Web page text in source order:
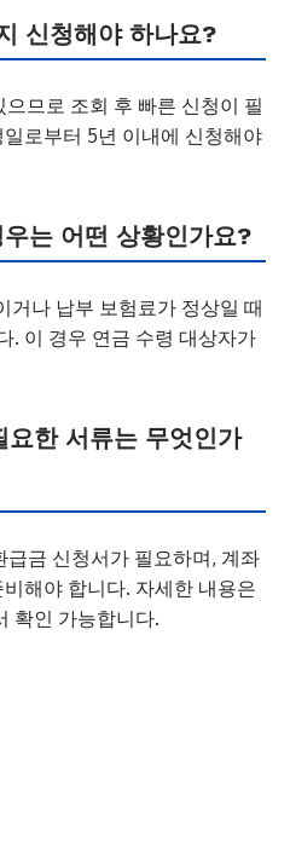
신청해야 하나요?
므로 조회 후 빠른 신청이 필
로부터 5년 이내에 신청해야
는 어떤 상황인가요?
거나 납부 보험료가 정상일 때
. 이 경우 연금 수령 대상자가
한 서류는 무엇인가
금 신청서가 필요하며, 계좌
해야 합니다. 자세한 내용은
확인 가능합니다.